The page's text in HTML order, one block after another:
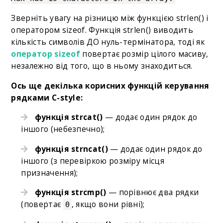
Зверніть увагу на різницю між функцією strlen() і
оператором sizeof. Функція strlen() виводить
кількість символів ДО нуль-термінатора, тоді як
оператор sizeof повертає розмір цілого масиву,
незалежно від того, що в ньому знаходиться.
Ось ще декілька корисних функцій керування
рядками C-style:
функція strcat() — додає один рядок до
іншого (небезпечно);
функція strncat()— додає один рядок до
іншого (з перевіркою розміру місця
призначення);
функція strcmp() — порівнює два рядки
(повертає 0 , якщо вони рівні);